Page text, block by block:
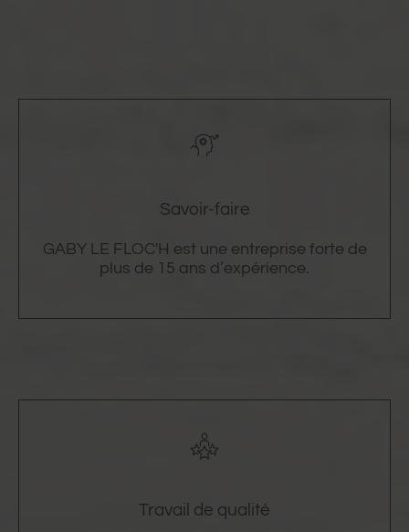
Savoir-faire
GABY LE FLOC'H est une entreprise forte de
plus de 15 ans d’expérience.
Travail de qualité